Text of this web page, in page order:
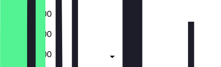
09:00 - 16:00
09:00 - 16:00
09:00 - 16:00